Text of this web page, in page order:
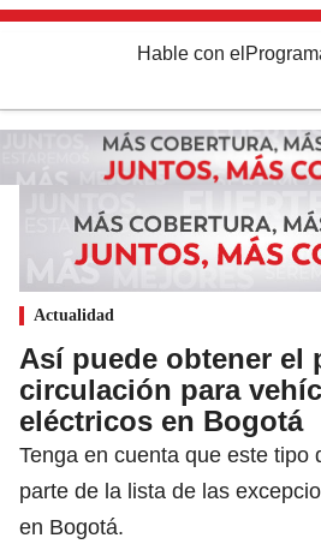
Hable con el
Actualidad
Así puede obtener el
circulación para
eléctricos en Bogotá
Tenga en cuenta que este tipo
parte de la lista de las
en Bogotá.